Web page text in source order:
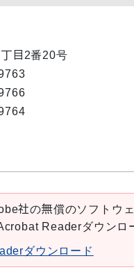
目2番20号
社の無償のソフトウ
Readerダウンロ
ダウンロード